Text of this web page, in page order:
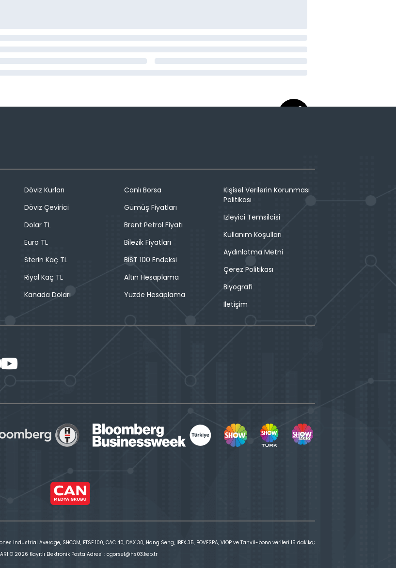
Döviz Kurları
Döviz Çevirici
Dolar TL
Euro TL
Sterin Kaç TL
Riyal Kaç TL
Kanada Doları
Canlı Borsa
Gümüş Fiyatları
Brent Petrol Fiyatı
Bilezik Fiyatları
BIST 100 Endeksi
Altın Hesaplama
Yüzde Hesaplama
Kişisel Verilerin Korunması
Politikası
İzleyici Temsilcisi
Kullanım Koşulları
Aydınlatma Metni
Çerez Politikası
Biyografi
İletişim
Industrial Average, SHCOM, FTSE 100, CAC 40, DAX 30, Hang Seng, IBEX 35, BOVESPA, VİOP ve Tahvil-bono verileri 15 dakika;
© 2026 Kayıtlı Elektronik Posta Adresi : cgorsel@hs03.kep.tr